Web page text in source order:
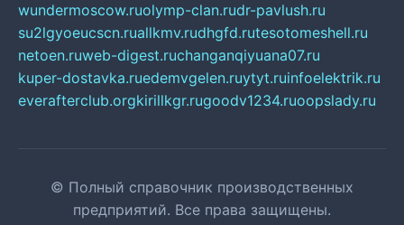
wundermoscow.ruolymp-clan.rudr-pavlush.ru
su2lgyoeucscn.ruallkmv.rudhgfd.rutesotomeshell.ru
netoen.ruweb-digest.ruchanganqiyuana07.ru
kuper-dostavka.ruedemvgelen.ruytyt.ruinfoelektrik.ru
everafterclub.orgkirillkgr.rugoodv1234.ruoopslady.ru
© Полный справочник производственных
предприятий. Все права защищены.